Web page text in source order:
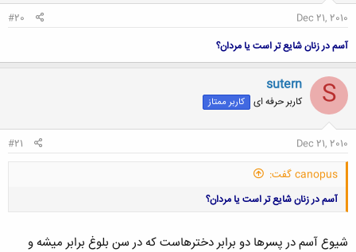
Dec 21, 2010
#20
آسم در زنان شایع تر است یا مردان؟
S
sutern
کاربر حرفه ای کاربر ممتاز
Dec 21, 2010
#21
canopus گفت:
آسم در زنان شایع تر است یا مردان؟
شيوع آسم در پسرها دو برابر دخترهاست که در سن بلوغ برابر ميشه و